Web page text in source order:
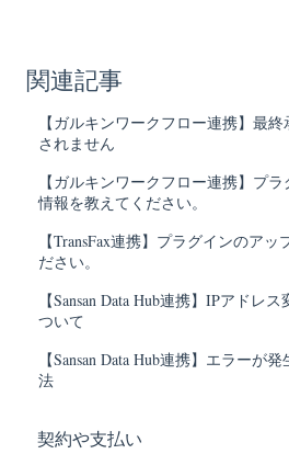
関連記事
【ガルキンワークフロー連携】最
されません
【ガルキンワークフロー連携】プ
情報を教えてください。
【TransFax連携】プラグインのア
ださい。
【Sansan Data Hub連携】IPアドレ
ついて
【Sansan Data Hub連携】エラーが
法
契約や支払い